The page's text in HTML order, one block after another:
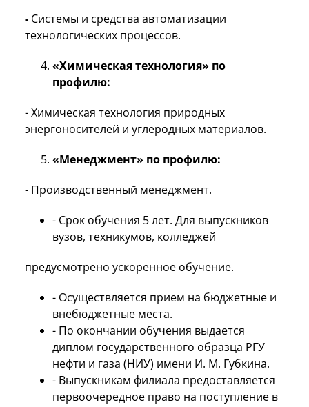
- Системы и средства автоматизации
технологических процессов.
«Химическая технология» по
профилю:
- Химическая технология природных
энергоносителей и углеродных материалов.
«Менеджмент» по профилю:
- Производственный менеджмент.
- Срок обучения 5 лет. Для выпускников
вузов, техникумов, колледжей
предусмотрено ускоренное обучение.
- Осуществляется прием на бюджетные и
внебюджетные места.
- По окончании обучения выдается
диплом государственного образца РГУ
нефти и газа (НИУ) имени И. М. Губкина.
- Выпускникам филиала предоставляется
первоочередное право на поступление в